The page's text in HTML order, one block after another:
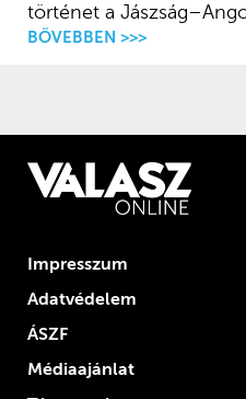
történet a
BŐVEBBEN >>>
Impresszum
Adatvédelem
ÁSZF
Médiaajánlat